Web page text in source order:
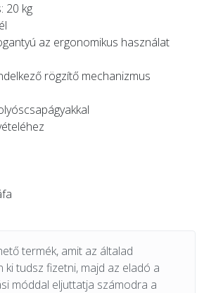
20 kg
az ergonomikus használat
rögzítő mechanizmus
termék, amit az általad
ki tudsz fizetni, majd az eladó a
móddal eljuttatja számodra a